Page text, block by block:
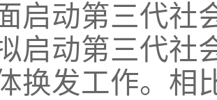
启动第三代社
启动第三代社
换发工作。相